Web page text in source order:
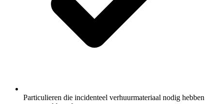
Particulieren die incidenteel verhuurmateriaal nodig hebben